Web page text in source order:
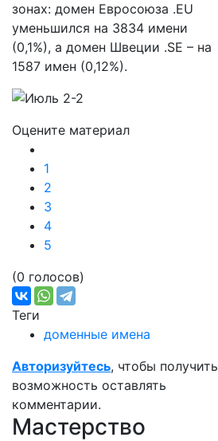
зонах: домен Евросоюза .EU
уменьшился на 3834 имени
(0,1%), а домен Швеции .SE – на
1587 имен (0,12%).
Оцените материал
1
2
3
4
5
(0 голосов)
Теги
доменные имена
Авторизуйтесь, чтобы получить
возможность оставлять
комментарии.
Мастерство